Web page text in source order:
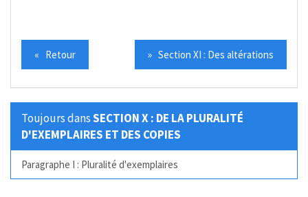
« Retour » Section XI : Des altérations
Toujours dansSECTION X : DE LA PLURALITÉ
D'EXEMPLAIRES ET DES COPIES
Paragraphe I : Pluralité d'exemplaires